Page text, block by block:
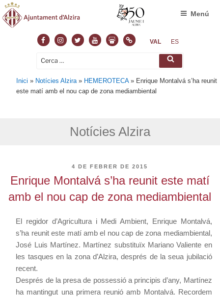
FacebookInstagram
TwitterYoutubeSlideshare
NormasVAL ES
Cerca: Cerca
Menú
Inici » Notícies Alzira » HEMEROTECA» Enrique Montalvá s’ha reunit
este matí amb el nou cap de zona mediambiental
Notícies Alzira
PUBLICAT
4 DE FEBRER DE 2015
Enrique Montalvá s’ha reunit este matí
amb el nou cap de zona mediambiental
El regidor d’Agricultura i Medi Ambient, Enrique Montalvá,
s’ha reunit este matí amb el nou cap de zona mediambiental,
José Luis Martínez. Martínez substituïx Mariano Valiente en
les tasques en la zona d’Alzira, després de la seua jubilació
recent.
Després de la presa de possessió a principis d’any, Martínez
ha mantingut una primera reunió amb Montalvá. Recordem